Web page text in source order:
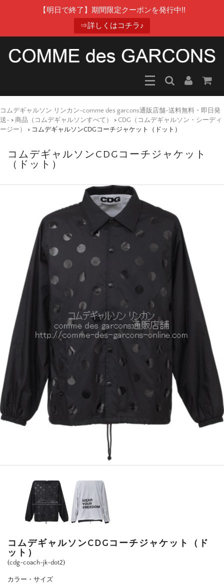
【明日で終了】期間限定クーポンを発行中!!
⇒詳しくはコチラ♪
コムデギャルソン リンカン-comme des garcons通販店舗-送料無料・即日発
送- > 商品（コムデギャルソンすべて） > CDG（コムデギャルソン・シーディ
ージー）
> コムデギャルソンCDGコーチジャケット（ドット）
コムデギャルソンCDGコーチジャケット
（ドット）
コムデギャルソンCDGコーチジャケット（ド
ット）
(cdg-coach-jk-dot2)
カラー・サイズ